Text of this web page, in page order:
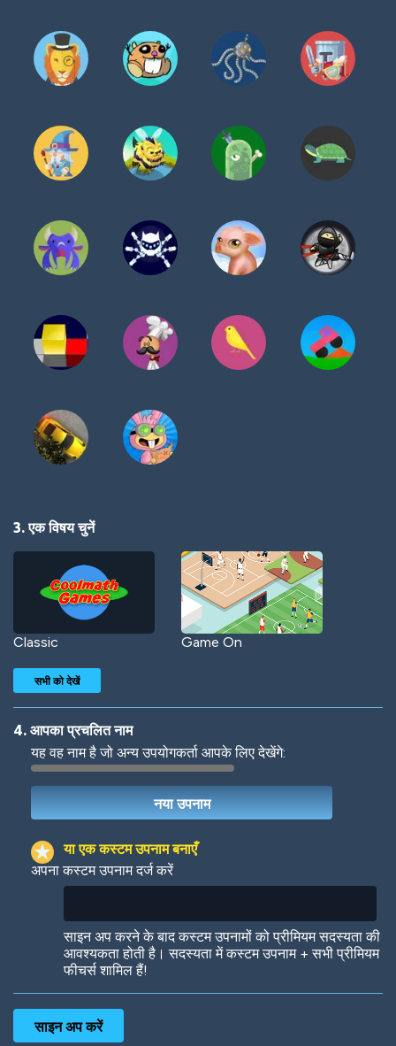
3. एक विषय चुनें
Classic Game On
Woof Jungle Cats
सभी को देखें
4. आपका प्रचलित नाम
यह वह नाम है जो अन्य उपयोगकर्ता आपके लिए देखेंगे:
या एक कस्टम उपनाम बनाएँ
अपना कस्टम उपनाम दर्ज करें
साइन अप करने के बाद कस्टम उपनामों को प्रीमियम सदस्यता की
आवश्यकता होती है। सदस्यता में कस्टम उपनाम + सभी प्रीमियम
फीचर्स शामिल हैं!